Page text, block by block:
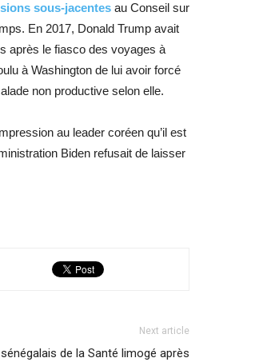
sous-jacentes au Conseil sur
En 2017, Donald Trump avait
après le fiasco des voyages à
à Washington de lui avoir forcé
non productive selon elle.
au leader coréen qu’il est
Biden refusait de laisser
Next article
de la Santé limogé après